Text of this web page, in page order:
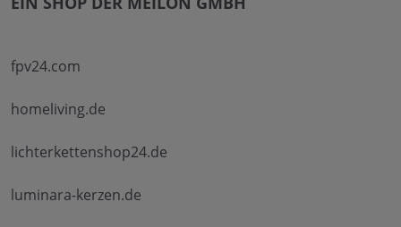
fpv24.com
homeliving.de
lichterkettenshop24.de
luminara-kerzen.de